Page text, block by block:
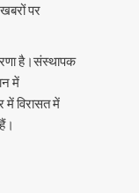
पर
है।संस्थापक
में
विरासत में